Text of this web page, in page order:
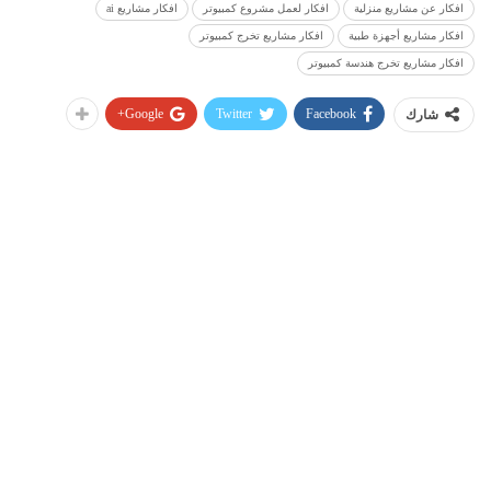
افكار عن مشاريع منزلية افكار لعمل مشروع كمبيوتر افكار مشاريع ai
افكار مشاريع أجهزة طبية افكار مشاريع تخرج كمبيوتر
افكار مشاريع تخرج هندسة كمبيوتر
شارك Facebook
Twitter
Google+